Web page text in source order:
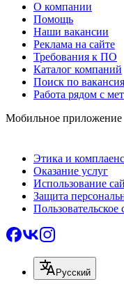
О компании
Помощь
Наши вакансии
Реклама на сайте
Требования к ПО
Каталог компаний
Поиск по
Работа рядом с
Мобильное приложение
Этика и комплаенс
Оказание услуг
Использование
Защита
Пользовательское
Русский